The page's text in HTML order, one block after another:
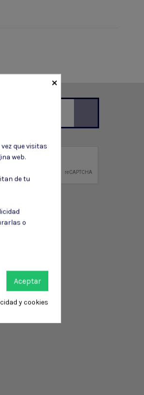
×
que visitas
web.
de tu
o
Aceptar
y cookies